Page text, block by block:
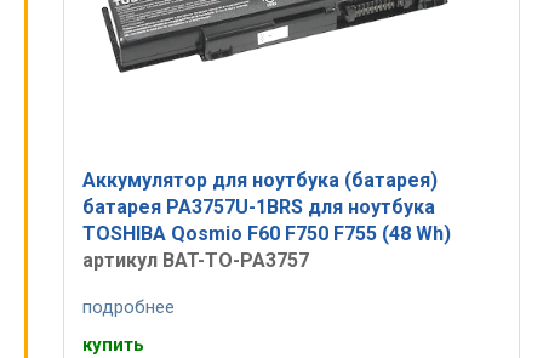
Аккумулятор для ноутбука (батарея)
батарея PA3757U-1BRS для ноутбука
TOSHIBA Qosmio F60 F750 F755 (48 Wh)
артикул BAT-TO-PA3757
подробнее
купить